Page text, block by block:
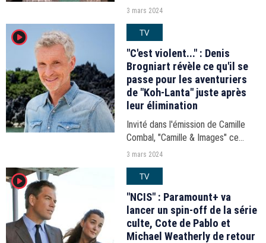
rendre hommage. Mardi 19 mars,
de ménages", la chaîne diffusera un
documentaire sur...
3 mars 2024
player2 TV
"C'est violent..." : Denis
Brogniart révèle ce qu'il se
passe pour les aventuriers
de "Koh-Lanta" juste après
leur élimination
Invité dans l'émission de Camille
Combal, "Camille & Images" ce
mardi 27 février 2024 sur TF1,
révélations sur les coulisses de
"Koh-Lanta".
3 mars 2024
player2 TV
"NCIS" : Paramount+ va
lancer un spin-off de la série
culte, Cote de Pablo et
Michael Weatherly de retour